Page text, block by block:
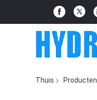
Thuis Producten